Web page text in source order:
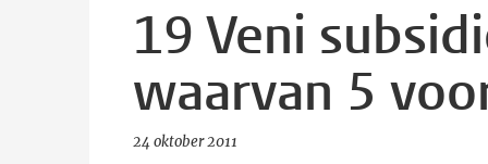
19 Veni
waarvan 5
24 oktober 2011